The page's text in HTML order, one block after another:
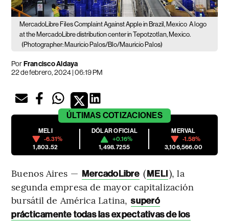
MercadoLibre Files Complaint Against Apple in Brazil, Mexico A logo
at the MercadoLibre distribution center in Tepotzotlan, Mexico.
(Photographer: Mauricio Palos/Blo/Mauricio Palos)
PorFrancisco Aldaya
22 de febrero, 2024 | 06:19 PM
ÚLTIMAS COTIZACIONES
MELI
-6.31%
1,803.52
DÓLAR OFICIAL
+0.16%
1,498.7255
MERVAL
-1.58%
3,106,566.00
Buenos Aires — MercadoLibre (MELI), la
segunda empresa de mayor capitalización
bursátil de América Latina, superó
prácticamente todas las expectativas de los